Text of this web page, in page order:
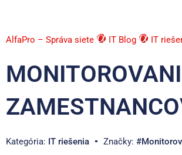
AlfaPro – Správa siete IT Blog IT
Kategória: IT riešenia Značky: